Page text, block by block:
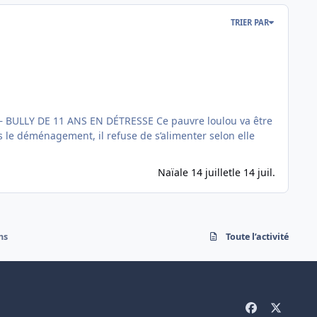
TRIER PAR
Naïale 14 juilletle 14 juil.
Toute l’activité